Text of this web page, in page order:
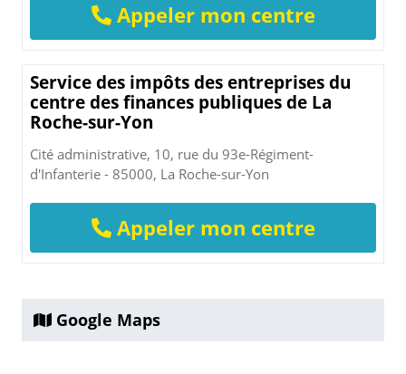
Appeler mon centre
Service des impôts des entreprises du
centre des finances publiques de La
Roche-sur-Yon
Cité administrative, 10, rue du 93e-Régiment-
d'Infanterie - 85000, La Roche-sur-Yon
Appeler mon centre
Google Maps